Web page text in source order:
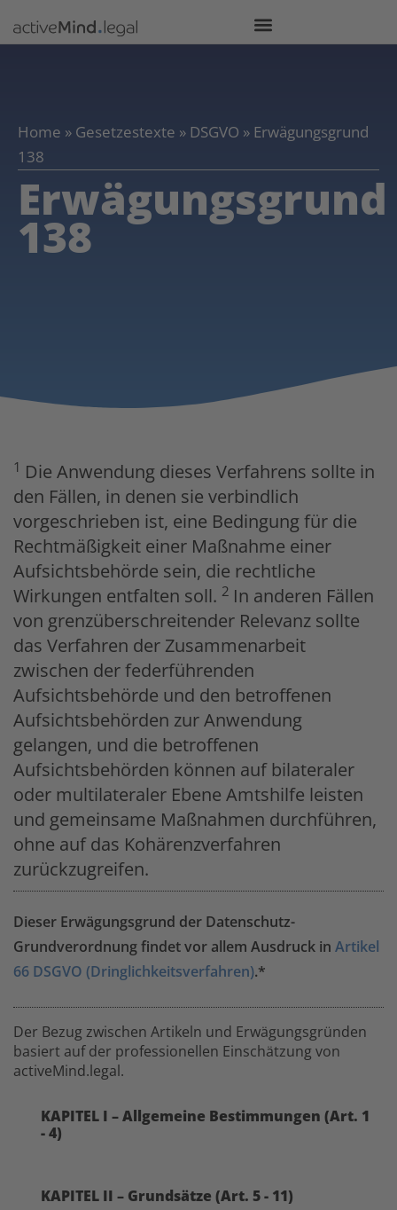
Home » Gesetzestexte » DSGVO » Erwägungsgrund
138
Erwägungsgrund
138
1 Die Anwendung dieses Verfahrens sollte in
den Fällen, in denen sie verbindlich
vorgeschrieben ist, eine Bedingung für die
Rechtmäßigkeit einer Maßnahme einer
Aufsichtsbehörde sein, die rechtliche
Wirkungen entfalten soll. 2 In anderen Fällen
von grenzüberschreitender Relevanz sollte
das Verfahren der Zusammenarbeit
zwischen der federführenden
Aufsichtsbehörde und den betroffenen
Aufsichtsbehörden zur Anwendung
gelangen, und die betroffenen
Aufsichtsbehörden können auf bilateraler
oder multilateraler Ebene Amtshilfe leisten
und gemeinsame Maßnahmen durchführen,
ohne auf das Kohärenzverfahren
zurückzugreifen.
Dieser Erwägungsgrund der Datenschutz-
Grundverordnung findet vor allem Ausdruck in Artikel
66 DSGVO (Dringlichkeitsverfahren).*
Der Bezug zwischen Artikeln und Erwägungsgründen
basiert auf der professionellen Einschätzung von
activeMind.legal.
KAPITEL I – Allgemeine Bestimmungen (Art. 1
- 4)
KAPITEL II – Grundsätze (Art. 5 - 11)